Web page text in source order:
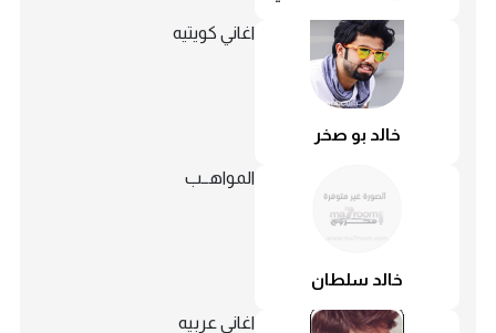
خالد بو صخر
اغاني كويتيه
خالد سلطان
المواهــب
اغاني عربيه